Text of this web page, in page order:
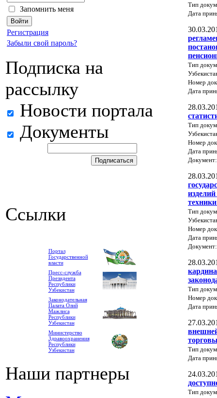
Запомнить меня
Регистрация
Забыли свой пароль?
Подписка на
рассылку
Новости портала
Документы
Ссылки
Портал
Государственной
власти
Пресс-служба
Президента
Республики
Узбекистан
Законодательная
Палата Олий
Мажлиса
Республики
Узбекистан
Министерство
Здравоохранения
Республики
Узбекистан
Наши партнеры
Тип
Дата
Тип
Номер
Дата
Тип
Номер
Дата
Тип
Номер
Дата
Тип
Номер
Дата
Тип
Дата
Тип